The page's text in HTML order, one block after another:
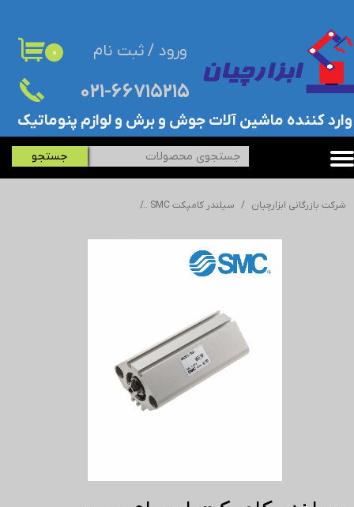
۰۲۱-۶۶۷۱۵۲۱۵​​​​​​​
جستجو
۰
​وارد کننده ماشین آلات جوش و برش و لوازم پنوماتیک
ورود / ثبت نام
حساب کاربری من
تغییر گذر واژه
خروج از حساب کاربری
شرکت بازرگانی ابزارچیان سیلندر کامپکت SMC